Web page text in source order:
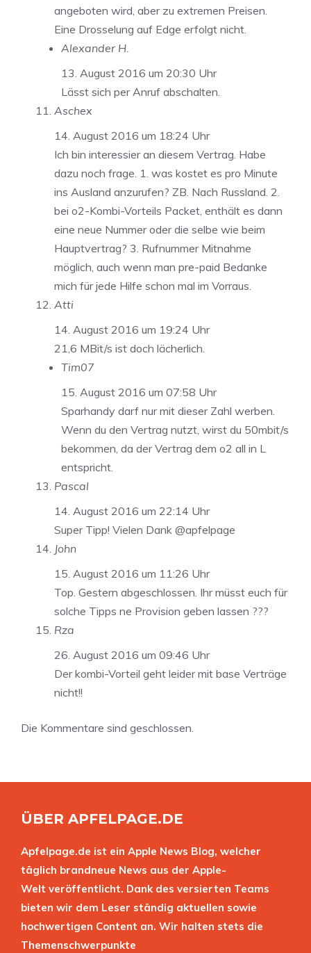
angeboten wird, aber zu extremen Preisen.
Eine Drosselung auf Edge erfolgt nicht.
Alexander H.
13. August 2016 um 20:30 Uhr
Lässt sich per Anruf abschalten.
Aschex
14. August 2016 um 18:24 Uhr
Ich bin interessier an diesem Vertrag. Habe
dazu noch frage. 1. was kostet es pro Minute
ins Ausland anzurufen? ZB. Nach Russland. 2.
bei o2-Kombi-Vorteils Packet, enthält es dann
eine neue Nummer oder die selbe wie beim
Hauptvertrag? 3. Rufnummer Mitnahme
möglich, auch wenn man pre-paid Bedanke
mich für jede Hilfe schon mal im Vorraus.
Atti
14. August 2016 um 19:24 Uhr
21,6 MBit/s ist doch lächerlich.
Tim07
15. August 2016 um 07:58 Uhr
Sparhandy darf nur mit dieser Zahl werben.
Wenn du den Vertrag nutzt, wirst du 50mbit/s
bekommen, da der Vertrag dem o2 all in L
entspricht.
Pascal
14. August 2016 um 22:14 Uhr
Super Tipp! Vielen Dank @apfelpage
John
15. August 2016 um 11:26 Uhr
Top. Gestern abgeschlossen. Ihr müsst euch für
solche Tipps ne Provision geben lassen ???
Rza
26. August 2016 um 09:46 Uhr
Der kombi-Vorteil geht leider mit base Verträge
nicht!!
Die Kommentare sind geschlossen.
ÜBER APFELPAGE.DE
Apfelpage.de ist ein Apple News Blog, welcher
täglich brandneue News aus der Apple-
Welt veröffentlicht. Dank des versierten Teams
bieten wir dem Leser ständig aktuellen sowie
hochwertigen Content an. Wir halten stets die
Themenschwerpunkte